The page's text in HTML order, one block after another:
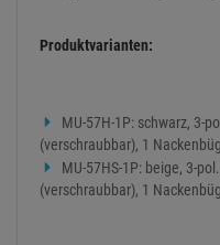
Produktvarianten:
MU-57H-1P: schwarz, 3-
(verschraubbar), 1
MU-57HS-1P: beige, 3-
(verschraubbar), 1